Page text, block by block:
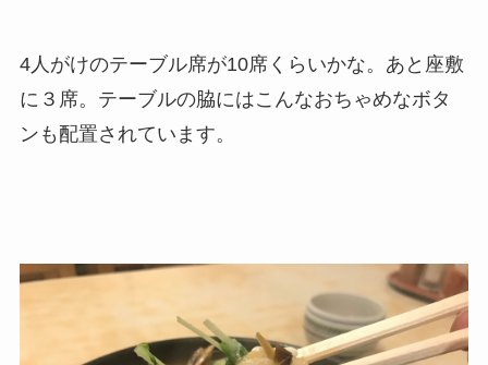
4人がけのテーブル席が10席くらいかな。あと座敷
に３席。テーブルの脇にはこんなおちゃめなボタ
ンも配置されています。